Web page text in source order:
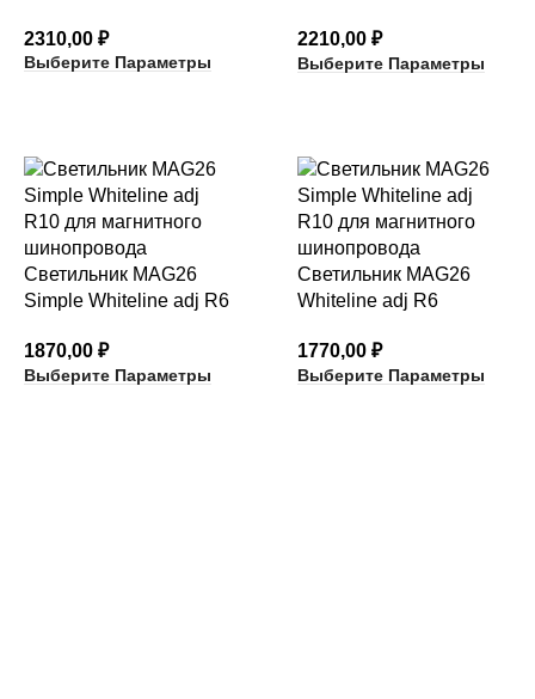
2310,00 ₽
Выберите Параметры
2210,00 ₽
Выберите Параметры
Светильник MAG26
Simple Whiteline adj R6
1870,00 ₽
Выберите Параметры
Светильник MAG26
Whiteline adj R6
1770,00 ₽
Выберите Параметры